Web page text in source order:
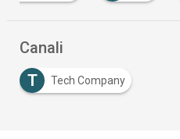
Canali
T
Tech Company